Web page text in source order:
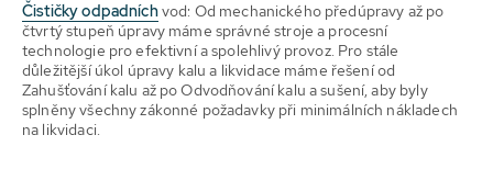
Čističky odpadníchvod: Od mechanického předúpravy až po
čtvrtý stupeň úpravy máme správné stroje a procesní
technologie pro efektivní a spolehlivý provoz. Pro stále
důležitější úkol úpravy kalu a likvidace máme řešení od
Zahušťování kalu až po Odvodňování kalu a sušení, aby byly
splněny všechny zákonné požadavky při minimálních nákladech
na likvidaci.